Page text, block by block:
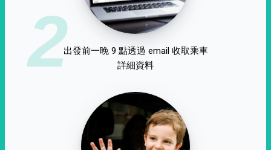
2出發前一晚 9 點透過 email 收取乘車
詳細資料